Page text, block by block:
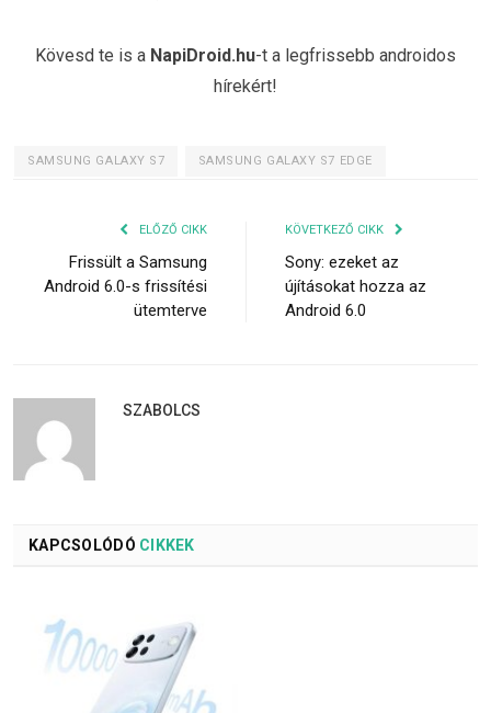
Kövesd te is a NapiDroid.hu-t a legfrissebb androidos
hírekért!
SAMSUNG GALAXY S7 SAMSUNG GALAXY S7 EDGE
ELŐZŐ CIKK
Frissült a Samsung
Android 6.0-s frissítési
ütemterve
KÖVETKEZŐ CIKK
Sony: ezeket az
újításokat hozza az
Android 6.0
SZABOLCS
KAPCSOLÓDÓ CIKKEK